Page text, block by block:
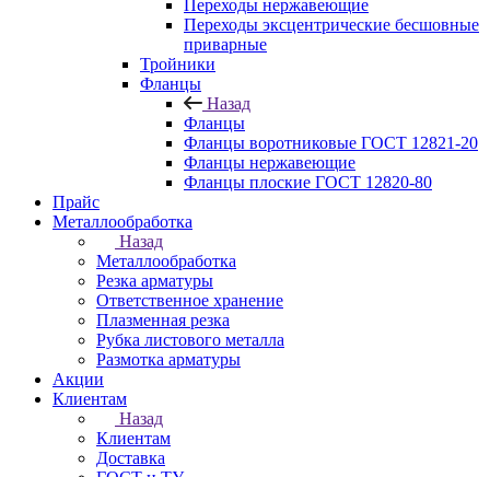
Переходы нержавеющие
Переходы эксцентрические бесшовные
приварные
Тройники
Фланцы
Назад
Фланцы
Фланцы воротниковые ГОСТ 12821-20
Фланцы нержавеющие
Фланцы плоские ГОСТ 12820-80
Прайс
Металлообработка
Назад
Металлообработка
Резка арматуры
Ответственное хранение
Плазменная резка
Рубка листового металла
Размотка арматуры
Акции
Клиентам
Назад
Клиентам
Доставка